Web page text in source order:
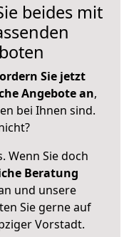
beides mit
Sie jetzt
Angebote an,
bei Ihnen sind.
Wenn Sie doch
Beratung
und unsere
Sie gerne auf
Vorstadt.